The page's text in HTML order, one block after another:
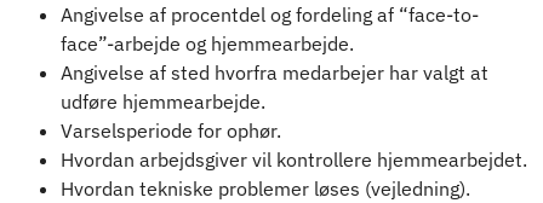
Angivelse af procentdel og fordeling af “face-to-
face”-arbejde og hjemmearbejde.
Angivelse af sted hvorfra medarbejer har valgt at
udføre hjemmearbejde.
Varselsperiode for ophør.
Hvordan arbejdsgiver vil kontrollere hjemmearbejdet.
Hvordan tekniske problemer løses (vejledning).